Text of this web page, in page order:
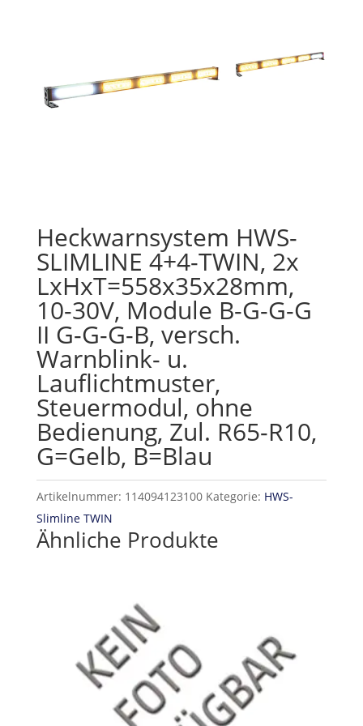
Heckwarnsystem HWS-
SLIMLINE 4+4-TWIN, 2x
LxHxT=558x35x28mm,
10-30V, Module B-G-G-G
II G-G-G-B, versch.
Warnblink- u.
Lauflichtmuster,
Steuermodul, ohne
Bedienung, Zul. R65-R10,
G=Gelb, B=Blau
Artikelnummer: 114094123100 Kategorie: HWS-
Slimline TWIN
Ähnliche Produkte